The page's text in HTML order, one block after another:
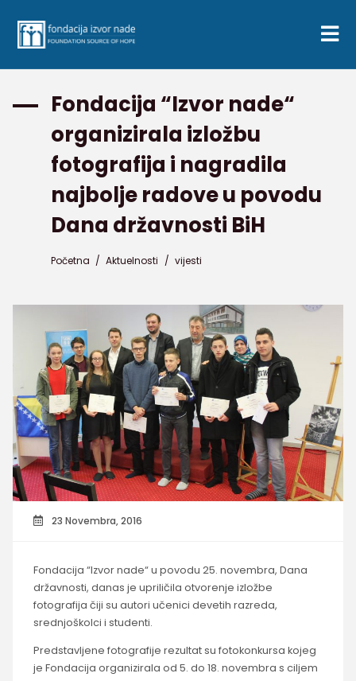
Fondacija “Izvor nade“
organizirala izložbu
fotografija i nagradila
najbolje radove u povodu
Dana državnosti BiH
Početna / Aktuelnosti / vijesti
23 Novembra, 2016
Fondacija “Izvor nade“ u povodu 25. novembra, Dana
državnosti, danas je upriličila otvorenje izložbe
fotografija čiji su autori učenici devetih razreda,
srednjoškolci i studenti.
Predstavljene fotografije rezultat su fotokonkursa kojeg
je Fondacija organizirala od 5. do 18. novembra s ciljem